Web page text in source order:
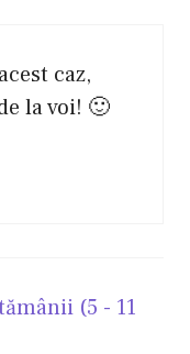
caz,
la voi! 🙂
(5 - 11